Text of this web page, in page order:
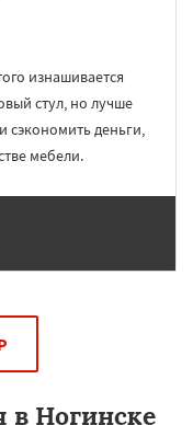
изнашивается
стул, но лучше
сэкономить деньги,
мебели.
в Ногинске